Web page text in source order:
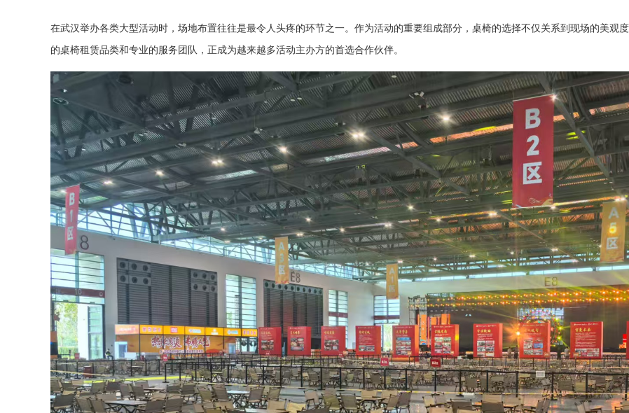
在武汉举办各类大型活动时，场地布置往往是最令人头疼的环节之一。作为活动的重要组成部分，桌椅的选择不仅关系到现场的美观
的桌椅租赁品类和专业的服务团队，正成为越来越多活动主办方的首选合作伙伴。